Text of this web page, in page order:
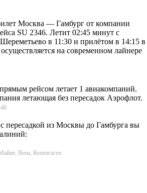
Москва — Гамбург от компании
SU 2346. Летит 02:45 минут с
в 11:30 и прилётом в 14:15 в
на современном лайнере
рейсом летает 1 авиакомпаний.
летающая без пересадок Аэрофлот.
пересадкой из Москвы до Гамбурга вы
Вена, Копенгаген